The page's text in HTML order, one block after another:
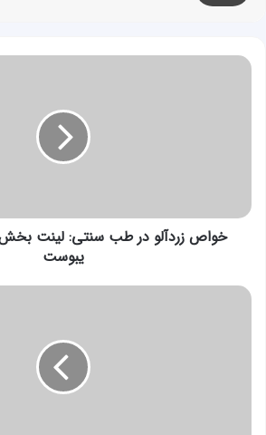
خواص
کمک
خواص زردآلو در طب سنتی: لینت
یبوست
خواص